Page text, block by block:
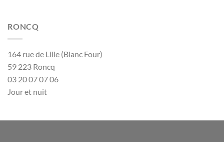
RONCQ
164 rue de Lille (Blanc Four)
59 223 Roncq
03 20 07 07 06
Jour et nuit